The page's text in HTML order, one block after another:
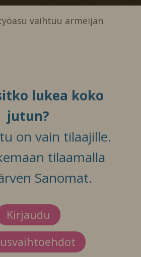
vaihtuu armeijan
lukea koko
jutun?
on vain tilaajille.
tilaamalla
Sanomat.
Kirjaudu